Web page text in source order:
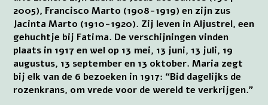
2005), Francisco Marto (1908-1919) en zijn zus
Jacinta Marto (1910-1920). Zij leven in Aljustrel, een
gehuchtje bij Fatima. De verschijningen vinden
plaats in 1917 en wel op 13 mei, 13 juni, 13 juli, 19
augustus, 13 september en 13 oktober. Maria zegt
bij elk van de 6 bezoeken in 1917: “Bid dagelijks de
rozenkrans, om vrede voor de wereld te verkrijgen.”